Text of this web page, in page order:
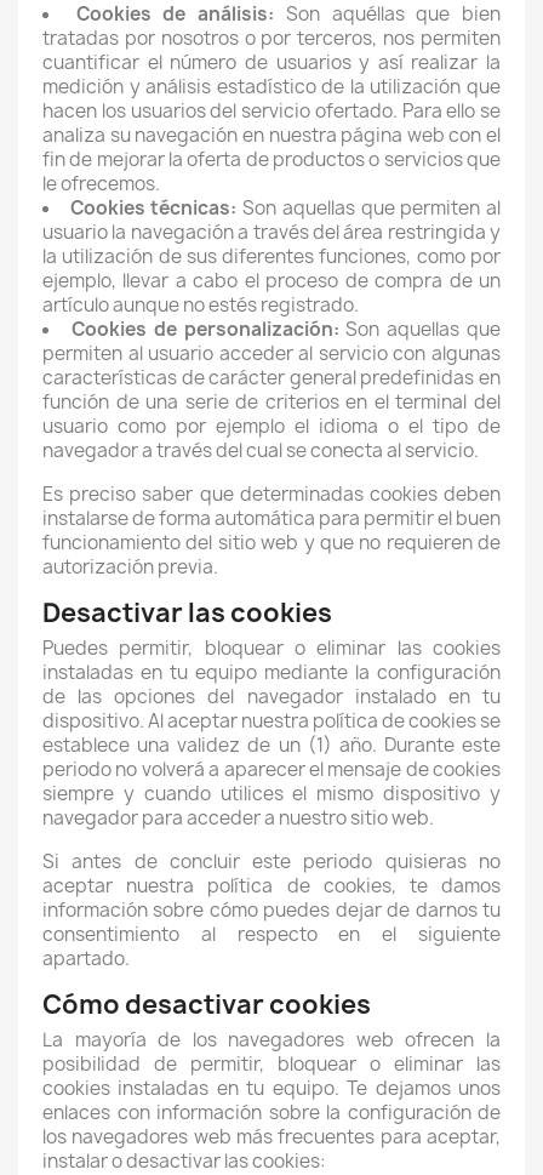
Cookies de análisis: Son aquéllas que bien
tratadas por nosotros o por terceros, nos permiten
cuantificar el número de usuarios y así realizar la
medición y análisis estadístico de la utilización que
hacen los usuarios del servicio ofertado. Para ello se
analiza su navegación en nuestra página web con el
fin de mejorar la oferta de productos o servicios que
le ofrecemos.
Cookies técnicas: Son aquellas que permiten al
usuario la navegación a través del área restringida y
la utilización de sus diferentes funciones, como por
ejemplo, llevar a cabo el proceso de compra de un
artículo aunque no estés registrado.
Cookies de personalización: Son aquellas que
permiten al usuario acceder al servicio con algunas
características de carácter general predefinidas en
función de una serie de criterios en el terminal del
usuario como por ejemplo el idioma o el tipo de
navegador a través del cual se conecta al servicio.
Es preciso saber que determinadas cookies deben
instalarse de forma automática para permitir el buen
funcionamiento del sitio web y que no requieren de
autorización previa.
Desactivar las cookies
Puedes permitir, bloquear o eliminar las cookies
instaladas en tu equipo mediante la configuración
de las opciones del navegador instalado en tu
dispositivo. Al aceptar nuestra política de cookies se
establece una validez de un (1) año. Durante este
periodo no volverá a aparecer el mensaje de cookies
siempre y cuando utilices el mismo dispositivo y
navegador para acceder a nuestro sitio web.
Si antes de concluir este periodo quisieras no
aceptar nuestra política de cookies, te damos
información sobre cómo puedes dejar de darnos tu
consentimiento al respecto en el siguiente
apartado.
Cómo desactivar cookies
La mayoría de los navegadores web ofrecen la
posibilidad de permitir, bloquear o eliminar las
cookies instaladas en tu equipo. Te dejamos unos
enlaces con información sobre la configuración de
los navegadores web más frecuentes para aceptar,
instalar o desactivar las cookies: